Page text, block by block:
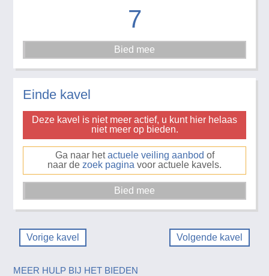
7
Einde kavel
Deze kavel is niet meer actief, u kunt hier helaas
niet meer op bieden.
Ga naar hetactuele veiling aanbod of
naar de zoek pagina voor actuele kavels.
Vorige kavel Volgende kavel
MEER HULP BIJ HET BIEDEN